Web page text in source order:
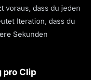
voraus, dass du jeden
Iteration, dass du
Sekunden
pro Clip